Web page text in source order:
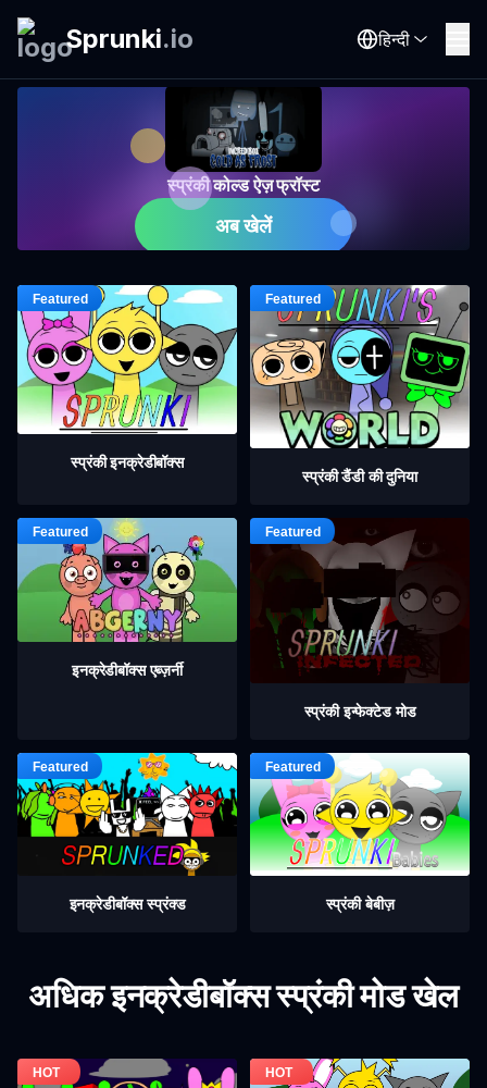
Sprunki.io हिन्दी
स्प्रंकी कोल्ड ऐज़ फ्रॉस्ट
अब खेलें
स्प्रंकी इनक्रेडीबॉक्स
स्प्रंकी डैंडी की दुनिया
इनक्रेडीबॉक्स एब्ज़र्नी
स्प्रंकी इन्फेक्टेड मोड
इनक्रेडीबॉक्स स्प्रंक्ड स्प्रंकी बेबीज़
अधिक इनक्रेडीबॉक्स स्प्रंकी मोड खेल